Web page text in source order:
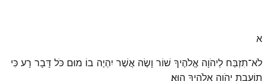
א
לֹא־תִזְבַּח לַיהֹוָה אֱלֹהֶיךָ שׁוֹר וָשֶׂה אֲשֶׁר יִהְיֶה בוֹ מוּם כֹּל דָּבָר רָע כִּי
תוֹעֲבַת יְהֹוָה אֱלֹהֶיךָ הֽוּא׃